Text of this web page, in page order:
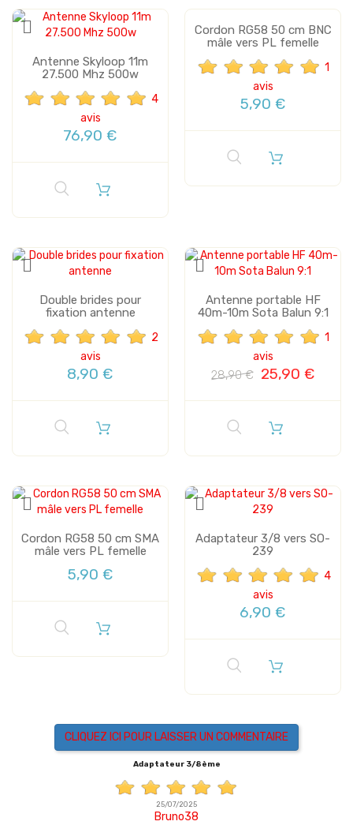
Antenne Skyloop 11m
27.500 Mhz 500w
4
avis
76,90 €
Cordon RG58 50 cm BNC
mâle vers PL femelle
1
avis
5,90 €
Double brides pour
fixation antenne
2
avis
8,90 €
Vente
Antenne portable HF
40m-10m Sota Balun 9:1
1
avis
28,90 € 25,90 €
Cordon RG58 50 cm SMA
mâle vers PL femelle
5,90 €
Adaptateur 3/8 vers SO-
239
4
avis
6,90 €
CLIQUEZ ICI POUR LAISSER UN COMMENTAIRE
Adaptateur 3/8ème
25/07/2025
Bruno38